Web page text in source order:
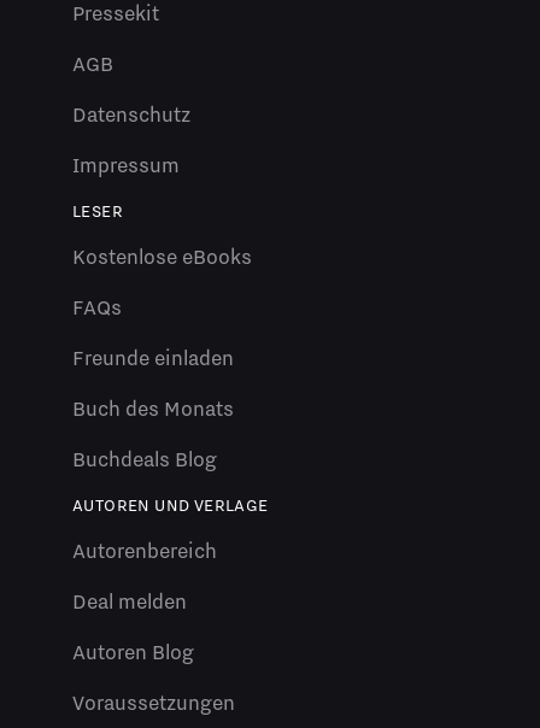
Pressekit
AGB
Datenschutz
Impressum
LESER
Kostenlose eBooks
FAQs
Freunde einladen
Buch des Monats
Buchdeals Blog
AUTOREN UND VERLAGE
Autorenbereich
Deal melden
Autoren Blog
Voraussetzungen